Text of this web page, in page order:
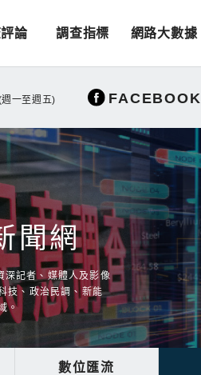
論 調查指標 網路大數據
一至週五) FACEBOOK
聞網
深記者、媒體人及影像
技、政治民調、新能
。
數位匯流